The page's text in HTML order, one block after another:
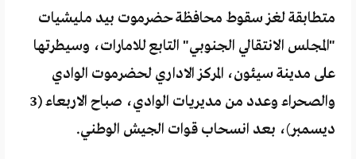
متطابقة لغز سقوط محافظة حضرموت بيد مليشيات
"المجلس الانتقالي الجنوبي" التابع للامارات، وسيطرتها
على مدينة سيئون، المركز الاداري لحضرموت الوادي
والصحراء وعدد من مديريات الوادي، صباح الاربعاء (3
ديسمبر)، بعد انسحاب قوات الجيش الوطني.